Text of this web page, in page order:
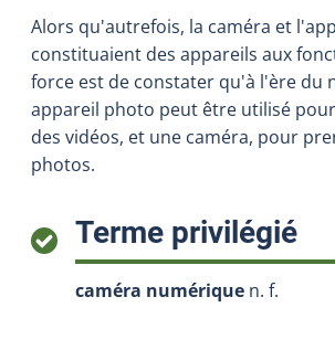
Alors qu'autrefois, la caméra et
constituaient des appareils aux
force est de constater qu'à l'ère du
appareil photo peut être utilisé
des vidéos, et une caméra, pour
photos.
Terme privilégié:
caméra numérique n. f.